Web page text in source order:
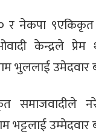
र नेकपा
केन्द्रले
भुललाई उमेदवार
समाजवादीले
भट्टलाई